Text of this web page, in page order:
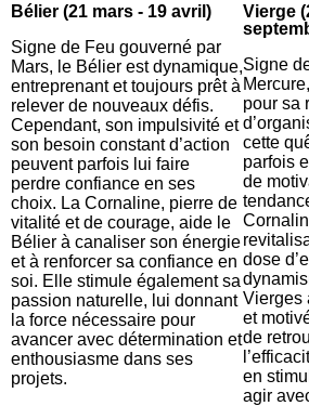
Bélier (21 mars - 19 avril)
Signe de Feu gouverné par
Mars, le Bélier est dynamique,
entreprenant et toujours prêt à
relever de nouveaux défis.
Cependant, son impulsivité et
son besoin constant d’action
peuvent parfois lui faire
perdre confiance en ses
choix. La Cornaline, pierre de
vitalité et de courage, aide le
Bélier à canaliser son énergie
et à renforcer sa confiance en
soi. Elle stimule également sa
passion naturelle, lui donnant
la force nécessaire pour
avancer avec détermination et
enthousiasme dans ses
projets.
Vierge
Signe
pour sa
cette
parfois
de
dose
Vierges
et
de
en
agir